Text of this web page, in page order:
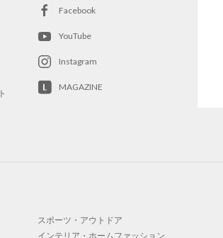
Facebook
YouTube
Instagram
MAGAZINE
スポーツ・アウトドア
インテリア・ホームファッション